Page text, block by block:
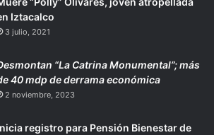
Iztacalco
3 julio, 2021
“La Catrina Monumental”; más
40 mdp de derrama económica
2 noviembre, 2023
registro para Pensión Bienestar de